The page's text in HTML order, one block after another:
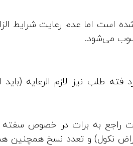
در قانون تصریح نشده است اما عدم رعایت شرایط
می‌شود.
فته طلب نیز لازم الرعایه (باید
راجع به برات در خصوص سفته
نکول) و تعدد نسخ همچنین